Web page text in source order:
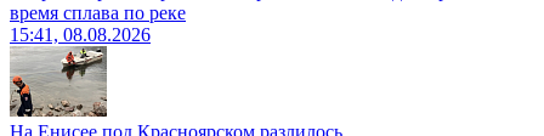
время сплава по реке
15:41, 08.08.2026